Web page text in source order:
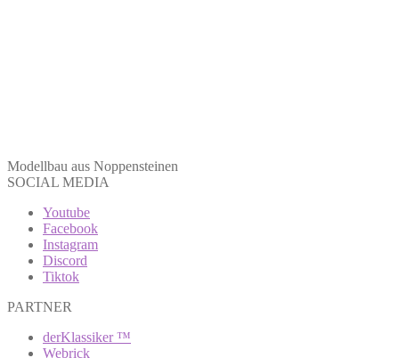
Modellbau aus Noppensteinen
SOCIAL MEDIA
Youtube
Facebook
Instagram
Discord
Tiktok
PARTNER
derKlassiker ™
Webrick